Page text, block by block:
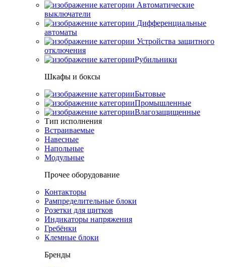
Автоматические
выключатели
Дифференциальные
автоматы
Устройства защитного
отключения
Рубильники
Шкафы и боксы
Бытовые
Промышленные
Влагозащищенные
Тип исполнения
Встраиваемые
Навесные
Напольные
Модульные
Прочее оборудование
Контакторы
Рампределительные блоки
Розетки для щитков
Индикаторы напряжения
Гребёнки
Клемные блоки
Бренды